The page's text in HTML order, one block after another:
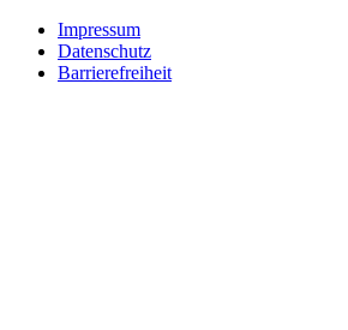
Impressum
Datenschutz
Barrierefreiheit